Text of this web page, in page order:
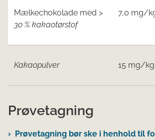
Mælkechokolade med >
30 % kakaotørstof
7,0 mg/
Kakaopulver 15 mg/kg
Prøvetagning
Prøvetagning bør ske i henhold til